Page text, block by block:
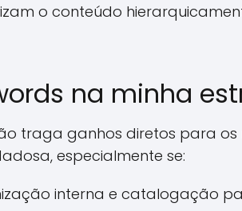
o conteúdo
na minha
traga ganhos diretos para os
especialmente se:
interna e catalogação